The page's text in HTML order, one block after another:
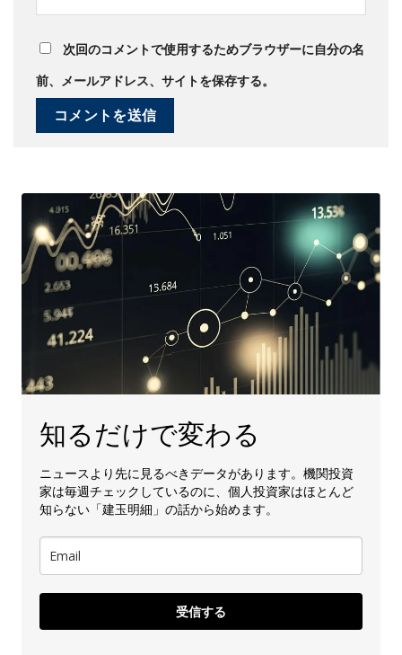
次回のコメントで使用するためブラウザーに自分の名
前、メールアドレス、サイトを保存する。
知るだけで変わる
ニュースより先に見るべきデータがあります。機関投資
家は毎週チェックしているのに、個人投資家はほとんど
知らない「建玉明細」の話から始めます。
受信する